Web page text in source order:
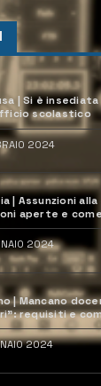
| Si è
scolastico
2024
| Assunzioni
aperte e
2024
| Mancano
requisiti e
2024